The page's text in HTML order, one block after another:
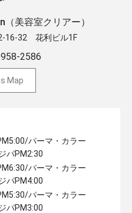
美容室クリアー）
16-32 ​花利ビル1F
2586
Map
パーマ・カラー
パPM2:30
パーマ・カラー
パPM4:00
パーマ・カラー
パPM3:00